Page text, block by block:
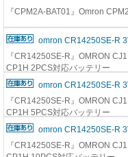
『CPM2A-BAT01』Omron
omron CR14250SE-R
『CR14250SE-R』OMRON
CP1H 2PCS対応バッテリー
omron CR14250SE-R
『CR14250SE-R』OMRON
CP1H 5PCS対応バッテリー
omron CR14250SE-R
『CR14250SE-R』OMRON